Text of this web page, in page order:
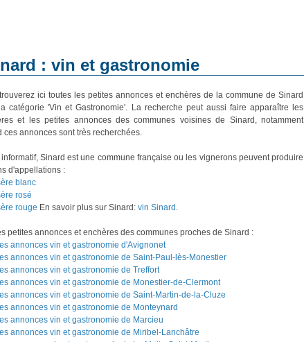
: vin et gastronomie
ici toutes les petites annonces et enchères de la commune de Sinard
catégorie 'Vin et Gastronomie'. La recherche peut aussi faire apparaître les
et les petites annonces des communes voisines de Sinard, notamment
ces annonces sont très recherchées.
informatif, Sinard est une commune française ou les vignerons peuvent produire
d'appellations :
blanc
rosé
rouge En savoir plus sur Sinard: vin Sinard .
petites annonces et enchères des communes proches de Sinard :
annonces vin et gastronomie d'Avignonet
annonces vin et gastronomie de Saint-Paul-lès-Monestier
annonces vin et gastronomie de Treffort
annonces vin et gastronomie de Monestier-de-Clermont
annonces vin et gastronomie de Saint-Martin-de-la-Cluze
annonces vin et gastronomie de Monteynard
annonces vin et gastronomie de Marcieu
annonces vin et gastronomie de Miribel-Lanchâtre